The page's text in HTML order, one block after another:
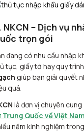
NKCN – Dịch vụ
trọn gói
đang có nhu cầu nhập
tục, giấy tờ hay quy
giúp bạn giải quyết
quả.
là đơn vị chuyên cung
Quốc về Việt Nam
năm kinh nghiệm